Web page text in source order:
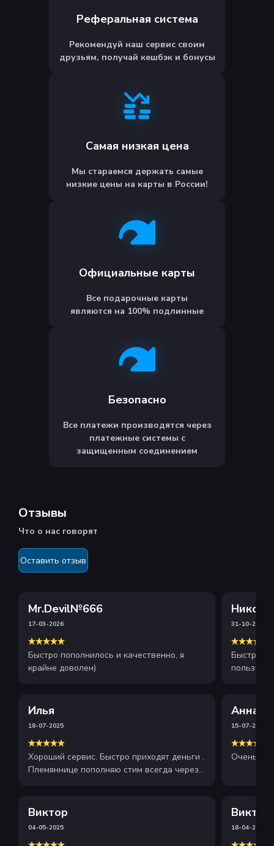
Реферальная система
Рекомендуй наш сервис своим
друзьям, получай кешбэк и бонусы
Самая низкая цена
Мы стараемся держать самые
низкие цены на карты в России!
Официальные карты
Все подарочные карты
являются на 100% подлинные
Безопасно
Все платежи производятся через
платежные системы с
защищенным соединением
Отзывы
Что о нас говорят
Оставить отзыв
Mr.Devil№666
17-03-2026
Быстро пополнилось и качественно, я
крайне доволен)
31-10-2025
Быстрое
Илья
18-07-2025
Хороший сервис. Быстро приходят деньги .
Племяннице пополняю стим всегда через
Анна
15-07-2025
Очень
Виктор
04-05-2025
Виктор
18-04-2025